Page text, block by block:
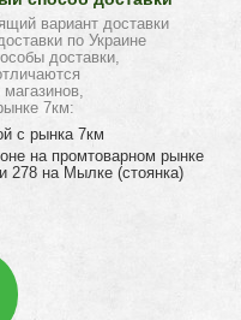
вариант доставки
по Украине
доставки,
магазинов,
7км:
с рынка 7км
на промтоварном рынке
278 на Мылке (стоянка)